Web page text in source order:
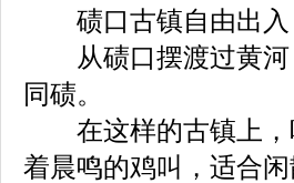
碛口古镇自由出入
从碛口摆渡过黄河
同碛。
在这样的古镇上，
着晨鸣的鸡叫，适合